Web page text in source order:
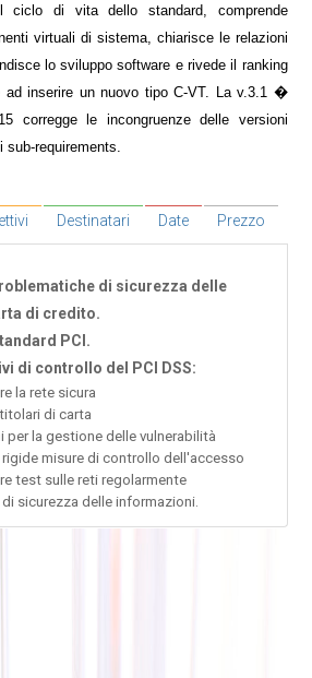
ciclo di vita dello standard, comprende
virtuali di sistema, chiarisce le relazioni
lo sviluppo software e rivede il ranking
ad inserire un nuovo tipo C-VT. La v.3.1 �
corregge le incongruenze delle versioni
sub-requirements.
Destinatari Date Prezzo
di sicurezza delle
di credito.
PCI.
di controllo del PCI DSS:
la rete sicura
di carta
per la gestione delle vulnerabilità
misure di controllo dell'accesso
test sulle reti regolarmente
sicurezza delle informazioni.